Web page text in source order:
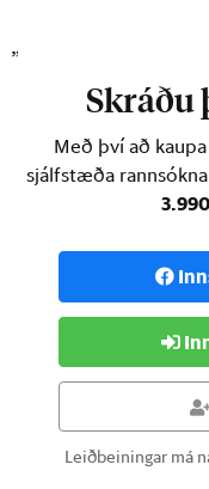
„Það er eðlilegt að
Skráðu
Með því að
sjálfstæða
Leiðbeiningar má